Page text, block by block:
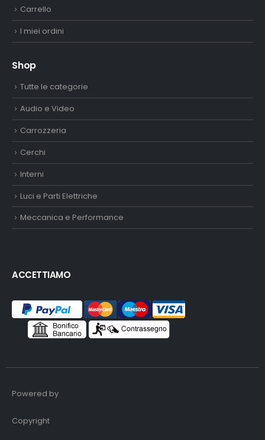
Carrello
I miei ordini
Shop
Tutte le categorie
Audio e Video
Carrozzeria
Cerchi
Interni
Luci e Parti Elettriche
Meccanica e Performance
ACCETTIAMO
Powered by
Copyright